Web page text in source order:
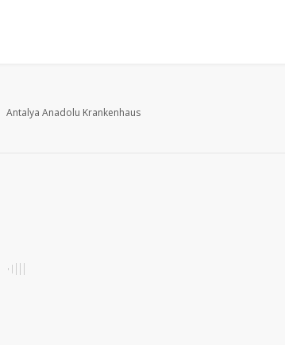
Antalya Anadolu Krankenhaus